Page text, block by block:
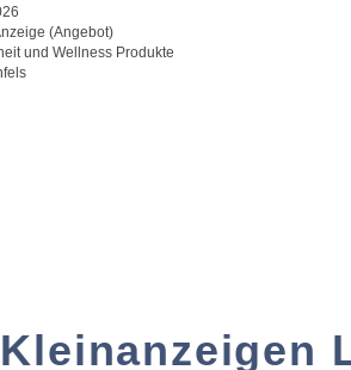
(Angebot)
und Wellness Produkte